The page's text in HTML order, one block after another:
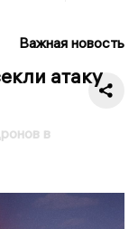
Важная новость
атаку
в